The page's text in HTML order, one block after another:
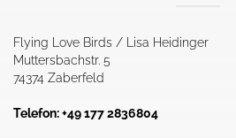
Flying Love Birds / Lisa Heidinger
Muttersbachstr. 5
74374 Zaberfeld
Telefon: +49 177 2836804